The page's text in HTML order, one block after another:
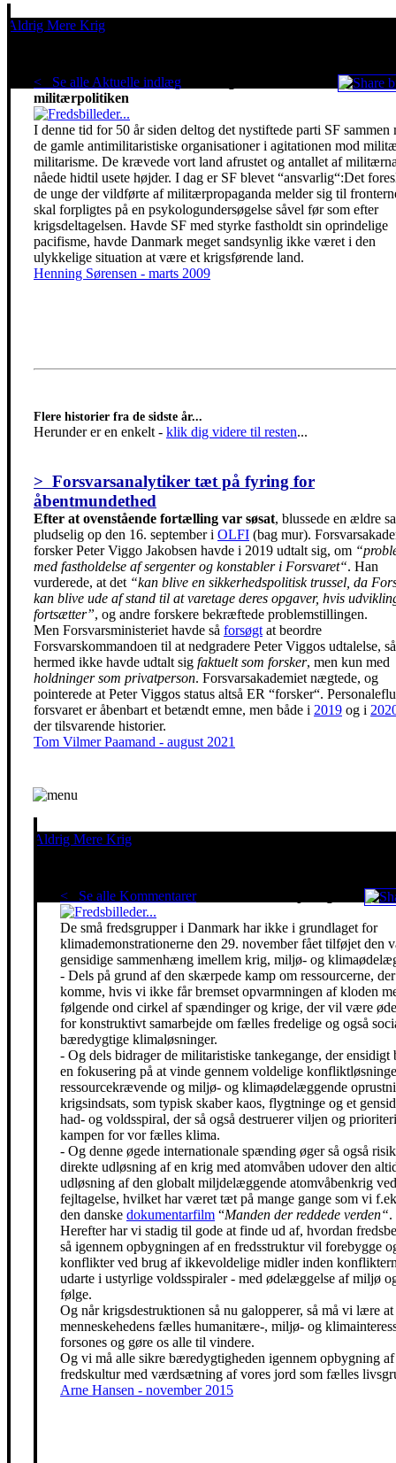
Aldrig Mere Krig
< Se alle Aktuelle indlæg
militærpolitiken
I denne tid for 50 år siden deltog det nystiftede parti SF sammen
de gamle antimilitaristiske organisationer i agitationen mod
militarisme. De krævede vort land afrustet og antallet af
nåede hidtil usete højder. I dag er SF blevet “ansvarlig“:Det
de unge der vildførte af militærpropaganda melder sig til
skal forpligtes på en psykologundersøgelse såvel før som efter
krigsdeltagelsen. Havde SF med styrke fastholdt sin oprindelige
pacifisme, havde Danmark meget sandsynlig ikke været i den
ulykkelige situation at være et krigsførende land.
Henning Sørensen - marts 2009
Flere historier fra de sidste år...
Herunder er en enkelt - klik dig videre til resten...
> Forsvarsanalytiker tæt på fyring for
åbentmundethed
Efter at ovenstående fortælling var søsat, blussede en ældre
pludselig op den 16. september i OLFI (bag mur).
forsker Peter Viggo Jakobsen havde i 2019 udtalt sig, om
med fastholdelse af sergenter og konstabler i Forsvaret“. Han
vurderede, at det “kan blive en sikkerhedspolitisk trussel, da
kan blive ude af stand til at varetage deres opgaver, hvis
fortsætter”, og andre forskere bekræftede problemstillingen.
Men Forsvarsministeriet havde så forsøgt at beordre
Forsvarskommandoen til at nedgradere Peter Viggos udtalelse,
hermed ikke havde udtalt sig faktuelt som forsker, men kun med
holdninger som privatperson. Forsvarsakademiet nægtede, og
pointerede at Peter Viggos status altså ER “forsker“.
forsvaret er åbenbart et betændt emne, men både i 2019 og i
der tilsvarende historier.
Tom Vilmer Paamand - august 2021
Aldrig Mere Krig
< Se alle KommentarerRed klimaet - stop krigen!
De små fredsgrupper i Danmark har ikke i grundlaget for
klimademonstrationerne den 29. november fået tilføjet den
gensidige sammenhæng imellem krig, miljø- og
- Dels på grund af den skærpede kamp om ressourcerne,
komme, hvis vi ikke får bremset opvarmningen af kloden
følgende ond cirkel af spændinger og krige, der vil være
for konstruktivt samarbejde om fælles fredelige og også
bæredygtige klimaløsninger.
- Og dels bidrager de militaristiske tankegange, der ensidigt
en fokusering på at vinde gennem voldelige
ressourcekrævende og miljø- og klimaødelæggende
krigsindsats, som typisk skaber kaos, flygtninge og et
had- og voldsspiral, der så også destruerer viljen og
kampen for vor fælles klima.
- Og denne øgede internationale spænding øger så også
direkte udløsning af en krig med atomvåben udover den
udløsning af den globalt miljdelæggende atomvåbenkrig
fejltagelse, hvilket har været tæt på mange gange som vi
den danske dokumentarfilm “Manden der reddede verden“.
Herefter har vi stadig til gode at finde ud af, hvordan
så igennem opbygningen af en fredsstruktur vil forebygge
konflikter ved brug af ikkevoldelige midler inden
udarte i ustyrlige voldsspiraler - med ødelæggelse af miljø
følge.
Og når krigsdestruktionen så nu galopperer, så må vi lære
menneskehedens fælles humanitære-, miljø- og
forsones og gøre os alle til vindere.
Og vi må alle sikre bæredygtigheden igennem opbygning af
fredskultur med værdsætning af vores jord som fælles
Arne Hansen - november 2015